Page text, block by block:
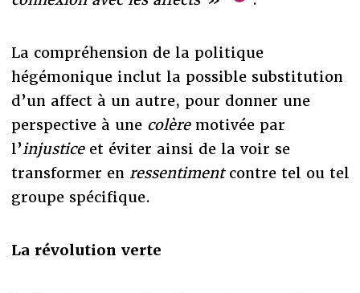
La compréhension de la politique
hégémonique inclut la possible substitution
d’un affect à un autre, pour donner une
perspective à une colèremotivée par
l’injusticeet éviter ainsi de la voir se
transformer en ressentimentcontre tel ou tel
groupe spécifique.
La révolution verte